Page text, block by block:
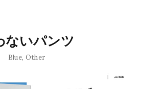
ないパンツ
Blue, Other